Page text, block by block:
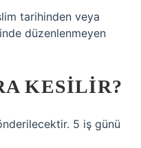
tarihinden veya
düzenlenmeyen
KESILIR?
5 iş günü